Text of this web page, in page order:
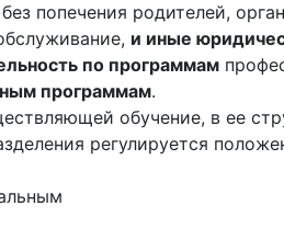
попечения родителей,
и иные
по программам
программам.
обучение, в ее
регулируется